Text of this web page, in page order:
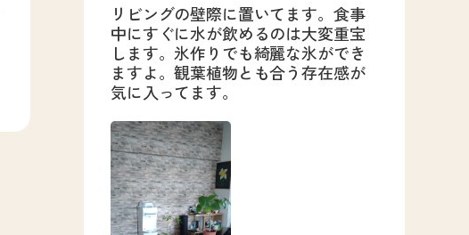
リビングの壁際に置いてます。食事
中にすぐに水が飲めるのは大変重宝
します。氷作りでも綺麗な氷ができ
ますよ。観葉植物とも合う存在感が
気に入ってます。